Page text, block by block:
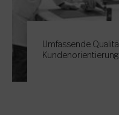
Umfassende
Kundenorientierung